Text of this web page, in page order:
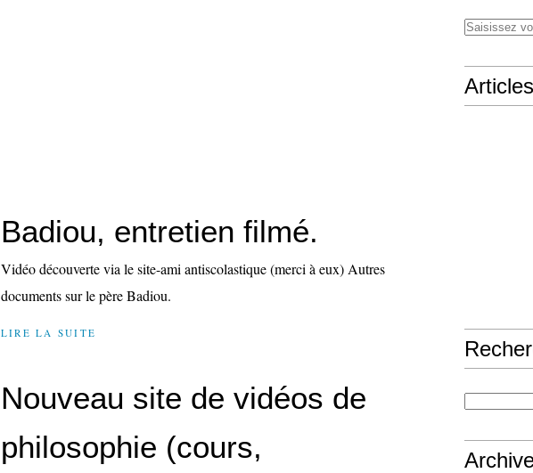
Badiou, entretien filmé.
Vidéo découverte via le site-ami antiscolastique (merci à eux) Autres
documents sur le père Badiou.
LIRE LA SUITE
Nouveau site de vidéos de
philosophie (cours,